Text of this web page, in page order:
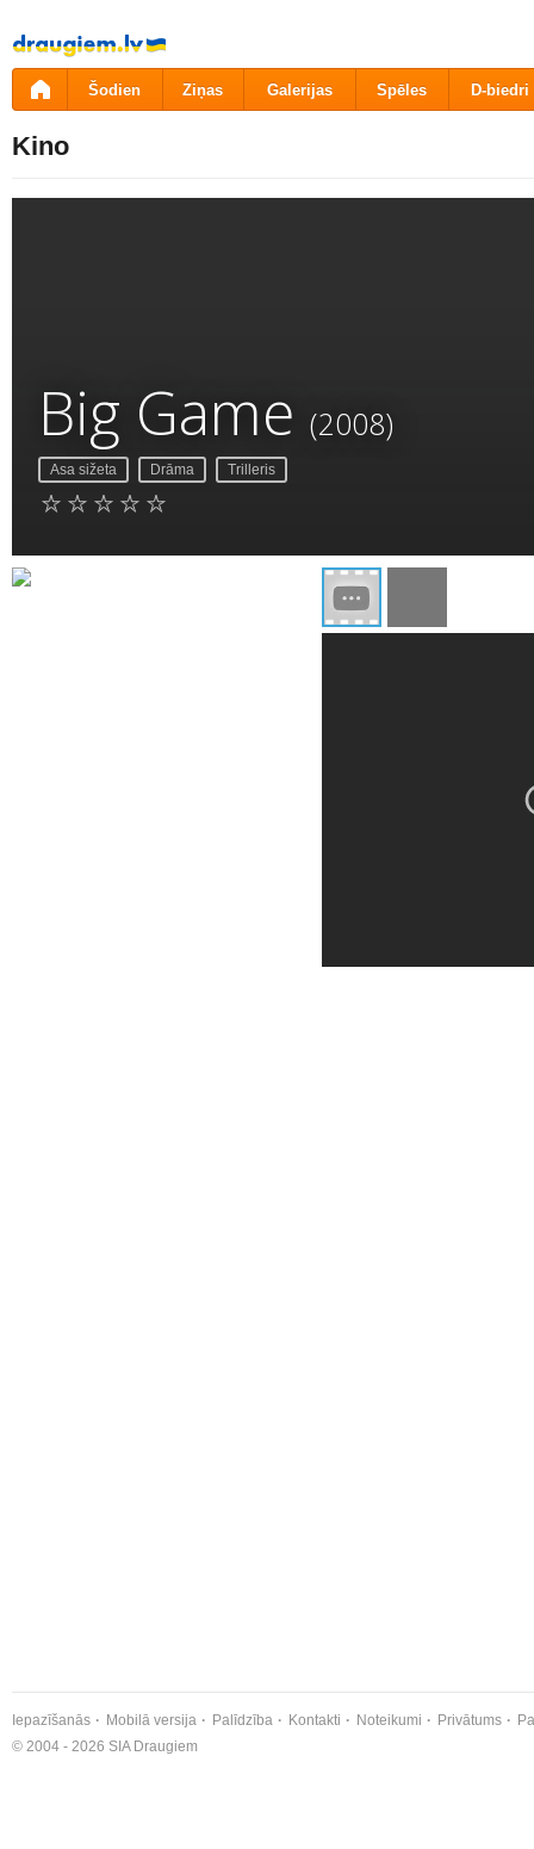
Pāriet
uz
saturu
Šodien Ziņas Galerijas Spēles D-biedri
Kino
Big Game (2008)
Asa sižeta Drāma Trilleris
Iepazīšanās Mobilā versija Palīdzība Kontakti Noteikumi Privātums
© 2004 - 2026 SIA Draugiem